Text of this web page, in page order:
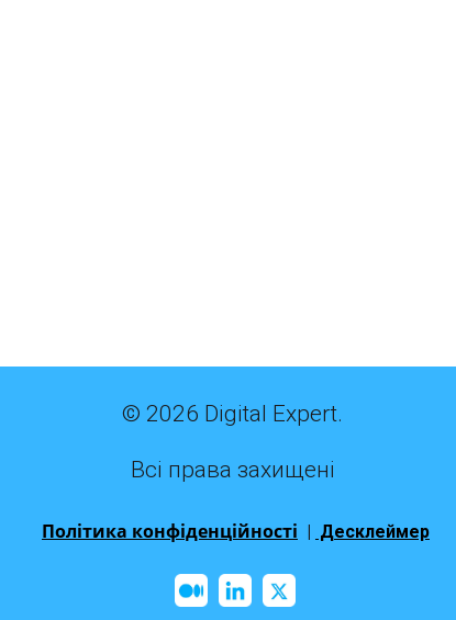
© 2026 Digital Expert.
Всі права захищені
Політика конфіденційності Десклеймер